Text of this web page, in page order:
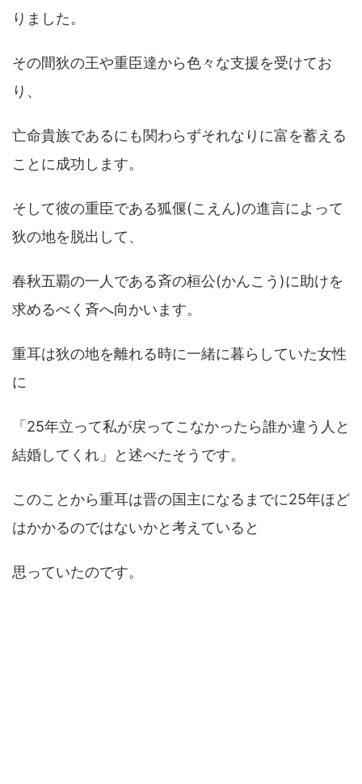
りました。
その間狄の王や重臣達から色々な支援を受けてお
り、
亡命貴族であるにも関わらずそれなりに富を蓄える
ことに成功します。
そして彼の重臣である狐偃(こえん)の進言によって
狄の地を脱出して、
春秋五覇の一人である斉の桓公(かんこう)に助けを
求めるべく斉へ向かいます。
重耳は狄の地を離れる時に一緒に暮らしていた女性
に
「25年立って私が戻ってこなかったら誰か違う人と
結婚してくれ」と述べたそうです。
このことから重耳は晋の国主になるまでに25年ほど
はかかるのではないかと考えていると
思っていたのです。